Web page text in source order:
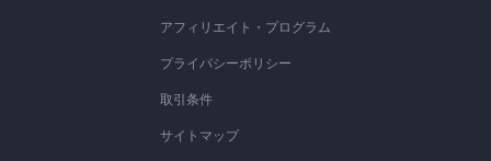
アフィリエイト・プログラム
プライバシーポリシー
取引条件
サイトマップ